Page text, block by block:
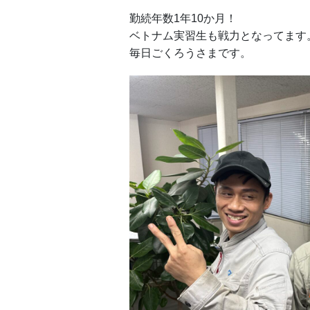
勤続年数1年10か月！
ベトナム実習生も戦力となってます
毎日ごくろうさまです。